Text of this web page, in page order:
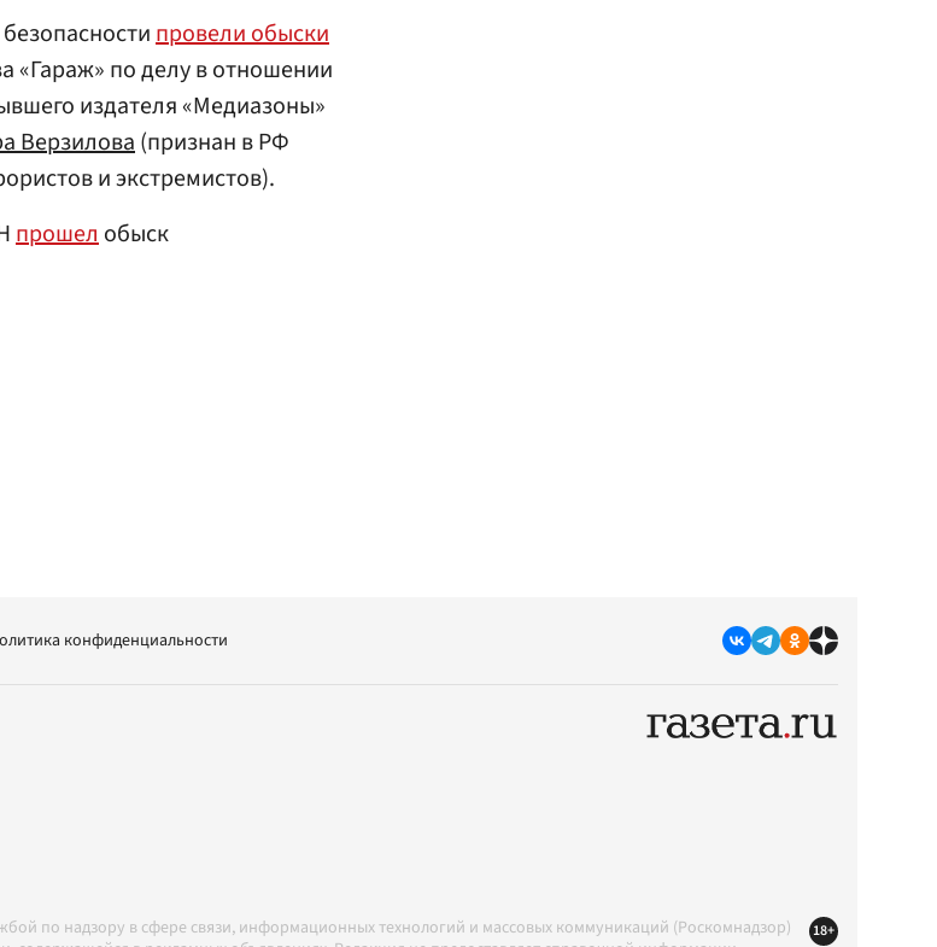
провели обыски
«Гараж» по делу в отношении
издателя «Медиазоны»
Верзилова(признан в РФ
и экстремистов).
прошелобыск
конфиденциальности
по надзору в сфере связи, информационных технологий и массовых коммуникаций (Роскомнадзор)
18+